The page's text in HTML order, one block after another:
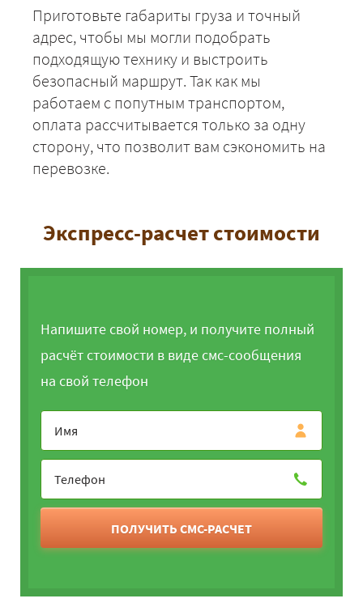
Приготовьте габариты груза и точный
адрес, чтобы мы могли подобрать
подходящую технику и выстроить
безопасный маршрут. Так как мы
работаем с попутным транспортом,
оплата рассчитывается только за одну
сторону, что позволит вам сэкономить на
перевозке.
Экспресс-расчет стоимости
Напишите свой номер, и получите полный
расчёт стоимости в виде смс-сообщения
на свой телефон
ПОЛУЧИТЬ СМС-РАСЧЕТ